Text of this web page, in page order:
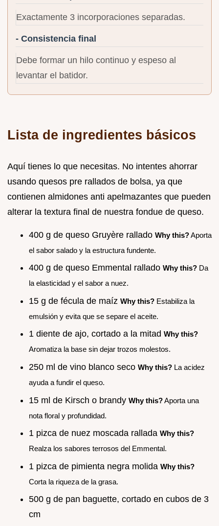
Exactamente 3 incorporaciones separadas.
- Consistencia final
Debe formar un hilo continuo y espeso al
levantar el batidor.
Lista de ingredientes básicos
Aquí tienes lo que necesitas. No intentes ahorrar
usando quesos pre rallados de bolsa, ya que
contienen almidones anti apelmazantes que pueden
alterar la textura final de nuestra fondue de queso.
400 g de queso Gruyère rallado Why this?Aporta
el sabor salado y la estructura fundente.
400 g de queso Emmental rallado Why this? Da
la elasticidad y el sabor a nuez.
15 g de fécula de maíz Why this? Estabiliza la
emulsión y evita que se separe el aceite.
1 diente de ajo, cortado a la mitad Why this?
Aromatiza la base sin dejar trozos molestos.
250 ml de vino blanco seco Why this? La acidez
ayuda a fundir el queso.
15 ml de Kirsch o brandy Why this?Aporta una
nota floral y profundidad.
1 pizca de nuez moscada rallada Why this?
Realza los sabores terrosos del Emmental.
1 pizca de pimienta negra molida Why this?
Corta la riqueza de la grasa.
500 g de pan baguette, cortado en cubos de 3
cm